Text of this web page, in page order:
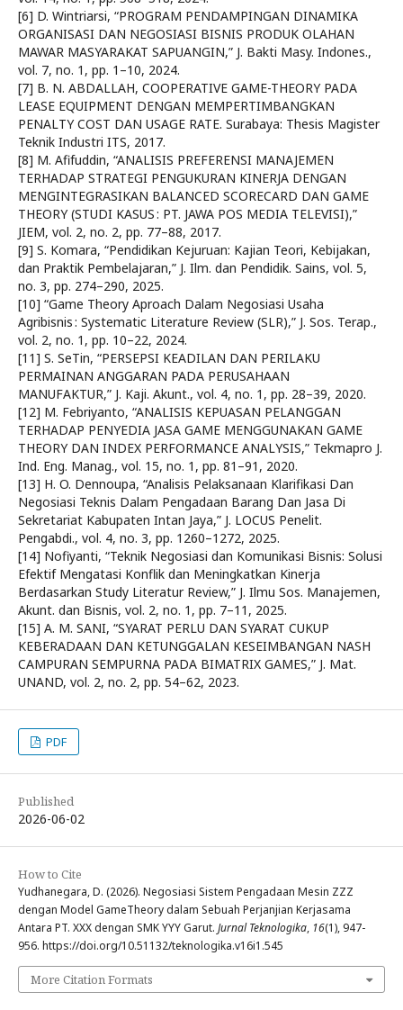
[6] D. Wintriarsi, “PROGRAM PENDAMPINGAN DINAMIKA
ORGANISASI DAN NEGOSIASI BISNIS PRODUK OLAHAN
MAWAR MASYARAKAT SAPUANGIN,” J. Bakti Masy. Indones.,
vol. 7, no. 1, pp. 1–10, 2024.
[7] B. N. ABDALLAH, COOPERATIVE GAME-THEORY PADA
LEASE EQUIPMENT DENGAN MEMPERTIMBANGKAN
PENALTY COST DAN USAGE RATE. Surabaya: Thesis Magister
Teknik Industri ITS, 2017.
[8] M. Afifuddin, “ANALISIS PREFERENSI MANAJEMEN
TERHADAP STRATEGI PENGUKURAN KINERJA DENGAN
MENGINTEGRASIKAN BALANCED SCORECARD DAN GAME
THEORY (STUDI KASUS : PT. JAWA POS MEDIA TELEVISI),”
JIEM, vol. 2, no. 2, pp. 77–88, 2017.
[9] S. Komara, “Pendidikan Kejuruan: Kajian Teori, Kebijakan,
dan Praktik Pembelajaran,” J. Ilm. dan Pendidik. Sains, vol. 5,
no. 3, pp. 274–290, 2025.
[10] “Game Theory Aproach Dalam Negosiasi Usaha
Agribisnis : Systematic Literature Review (SLR),” J. Sos. Terap.,
vol. 2, no. 1, pp. 10–22, 2024.
[11] S. SeTin, “PERSEPSI KEADILAN DAN PERILAKU
PERMAINAN ANGGARAN PADA PERUSAHAAN
MANUFAKTUR,” J. Kaji. Akunt., vol. 4, no. 1, pp. 28–39, 2020.
[12] M. Febriyanto, “ANALISIS KEPUASAN PELANGGAN
TERHADAP PENYEDIA JASA GAME MENGGUNAKAN GAME
THEORY DAN INDEX PERFORMANCE ANALYSIS,” Tekmapro J.
Ind. Eng. Manag., vol. 15, no. 1, pp. 81–91, 2020.
[13] H. O. Dennoupa, “Analisis Pelaksanaan Klarifikasi Dan
Negosiasi Teknis Dalam Pengadaan Barang Dan Jasa Di
Sekretariat Kabupaten Intan Jaya,” J. LOCUS Penelit.
Pengabdi., vol. 4, no. 3, pp. 1260–1272, 2025.
[14] Nofiyanti, “Teknik Negosiasi dan Komunikasi Bisnis: Solusi
Efektif Mengatasi Konflik dan Meningkatkan Kinerja
Berdasarkan Study Literatur Review,” J. Ilmu Sos. Manajemen,
Akunt. dan Bisnis, vol. 2, no. 1, pp. 7–11, 2025.
[15] A. M. SANI, “SYARAT PERLU DAN SYARAT CUKUP
KEBERADAAN DAN KETUNGGALAN KESEIMBANGAN NASH
CAMPURAN SEMPURNA PADA BIMATRIX GAMES,” J. Mat.
UNAND, vol. 2, no. 2, pp. 54–62, 2023.
PDF
Published
2026-06-02
How to Cite
Yudhanegara, D. (2026). Negosiasi Sistem Pengadaan Mesin ZZZ
dengan Model GameTheory dalam Sebuah Perjanjian Kerjasama
Antara PT. XXX dengan SMK YYY Garut. Jurnal Teknologika, 16(1), 947-
956. https://doi.org/10.51132/teknologika.v16i1.545
More Citation Formats